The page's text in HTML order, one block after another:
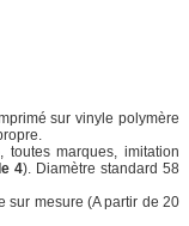
sur vinyle polymère
marques, imitation
4). Diamètre standard 58
sur mesure (A partir de 20